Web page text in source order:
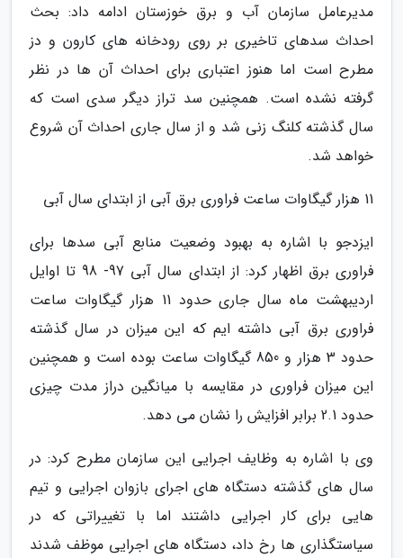
مدیرعامل سازمان آب و برق خوزستان ادامه داد: بحث
احداث سدهای تاخیری بر روی رودخانه های کارون و دز
مطرح است اما هنوز اعتباری برای احداث آن ها در نظر
گرفته نشده است. همچنین سد تراز دیگر سدی است که
سال گذشته کلنگ زنی شد و از سال جاری احداث آن شروع
خواهد شد.
11 هزار گیگاوات ساعت فراوری برق آبی از ابتدای سال آبی
ایزدجو با اشاره به بهبود وضعیت منابع آبی سدها برای
فراوری برق اظهار کرد: از ابتدای سال آبی 97- 98 تا اوایل
اردیبهشت ماه سال جاری حدود 11 هزار گیگاوات ساعت
فراوری برق آبی داشته ایم که این میزان در سال گذشته
حدود 3 هزار و 850 گیگاوات ساعت بوده است و همچنین
این میزان فراوری در مقایسه با میانگین دراز مدت چیزی
حدود 2.1 برابر افزایش را نشان می دهد.
وی با اشاره به وظایف اجرایی این سازمان مطرح کرد: در
سال های گذشته دستگاه های اجرای بازوان اجرایی و تیم
هایی برای کار اجرایی داشتند اما با تغییراتی که در
سیاستگذاری ها رخ داد، دستگاه های اجرایی موظف شدند